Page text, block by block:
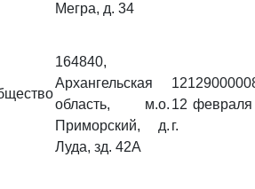
Мегра, д. 34
164840,
Архангельская
область, м.о.
Приморский, д.
Луда, зд. 42А
12 февраля
г.